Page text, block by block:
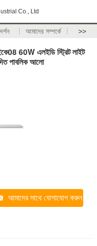
Co., Ltd
আমাদের সম্পর্কে >>
60W এলইডি স্ট্রিট লাইট
পাবলিক আলো
আমাদের সাথে যোগাযোগ করুন